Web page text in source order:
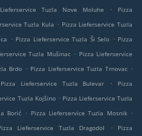
Tuzla Nove Moluhe .
Pizza
Tuzla Kula . Pizza Lieferservice Tuzla
. Pizza Lieferservice Tuzla Ši Selo . Pizza
Tuzla Mušinac . Pizza Lieferservice
Brdo . Pizza Lieferservice Tuzla Trnovac .
Pizza Lieferservice Tuzla Bulevar .
Pizza
Tuzla Kojšino . Pizza Lieferservice Tuzla
Borić . Pizza Lieferservice Tuzla Mosnik .
Lieferservice Tuzla Dragodol .
Pizza